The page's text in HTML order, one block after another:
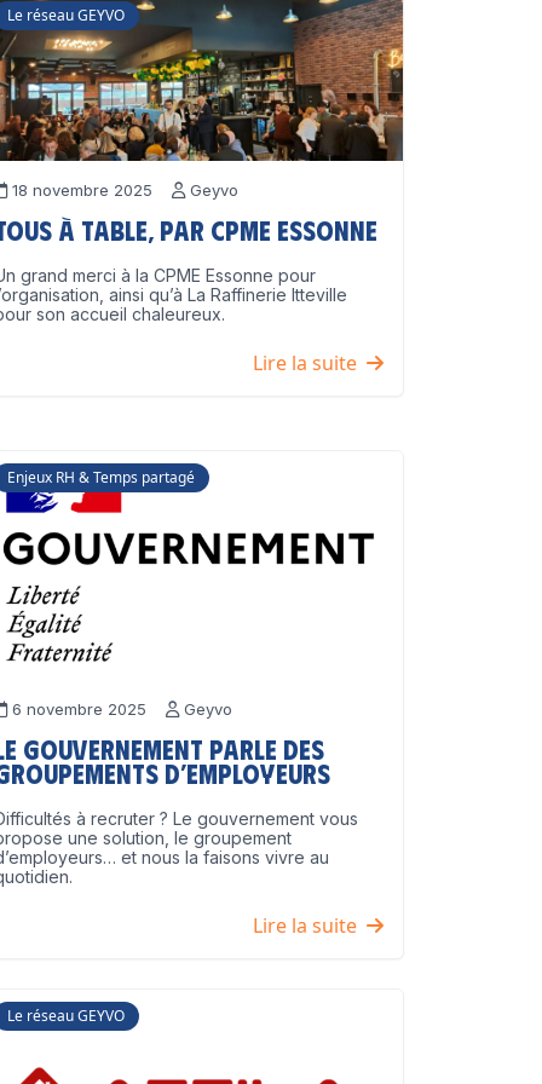
Le réseau GEYVO
18 novembre 2025 Geyvo
à table, par CPME Essonne
grand merci à la CPME Essonne pour
ainsi qu’à La Raffinerie Itteville
son accueil chaleureux.
Lire la suite
Enjeux RH & Temps partagé
6 novembre 2025 Geyvo
Gouvernement parle des
d’employeurs
à recruter ? Le gouvernement vous
une solution, le groupement
et nous la faisons vivre au
Lire la suite
Le réseau GEYVO